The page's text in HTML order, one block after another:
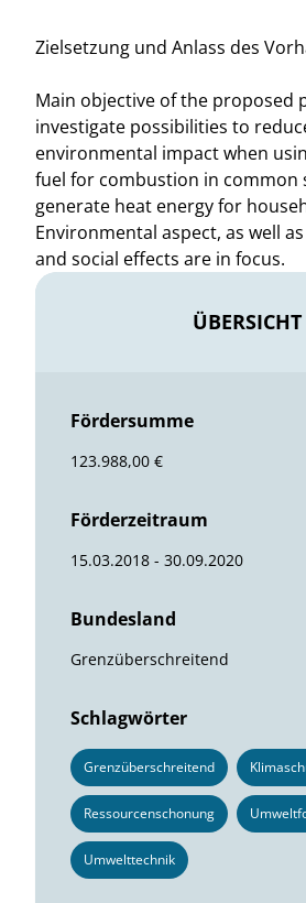
Zielsetzung und Anlass des
Main objective of the proposed
investigate possibilities to
environmental impact when
fuel for combustion in common
generate heat energy for
Environmental aspect, as well
and social effects are in focus.
ÜBERSICHT
Fördersumme
123.988,00 €
Förderzeitraum
15.03.2018 - 30.09.2020
Bundesland
Grenzüberschreitend
Schlagwörter
Grenzüberschreitend
Ressourcenschonung
Umwelttechnik